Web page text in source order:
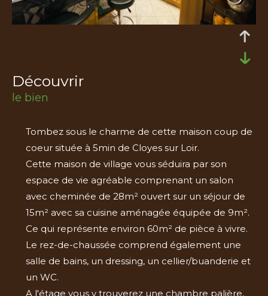
découvrir
le bien
Tombez sous le charme de cette maison coup de
coeur située à 5min de Cloyes sur Loir.
Cette maison de village vous séduira par son
espace de vie agréable comprenant un salon
avec cheminée de 28m² ouvert sur un séjour de
15m² avec sa cuisine aménagée équipée de 9m².
Ce qui représente environ 60m² de pièce à vivre.
Le rez-de-chaussée comprend également une
salle de bains, un dressing, un cellier/buanderie et
un WC.
A l'étage vous y trouverez une chambre palière,